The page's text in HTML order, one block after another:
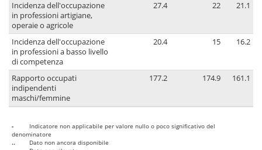
Incidenza dell'occupazione
in professioni artigiane,
operaie o agricole
27.4 22 21.1
Incidenza dell'occupazione
in professioni a basso livello
di competenza
20.4 15 16.2
Rapporto occupati
indipendenti
maschi/femmine
177.2 174.9 161.1
-
Indicatore non applicabile per valore nullo o poco significativo del
denominatore
..
Dato non ancora disponibile